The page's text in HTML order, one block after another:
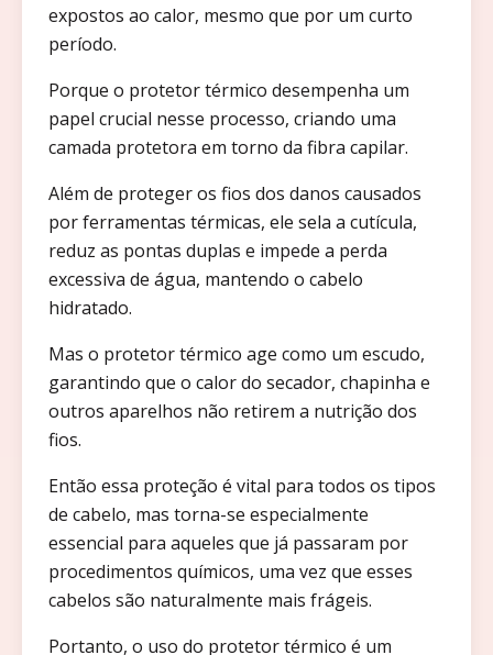
expostos ao calor, mesmo que por um curto
período.
Porque o protetor térmico desempenha um
papel crucial nesse processo, criando uma
camada protetora em torno da fibra capilar.
Além de proteger os fios dos danos causados
por ferramentas térmicas, ele sela a cutícula,
reduz as pontas duplas e impede a perda
excessiva de água, mantendo o cabelo
hidratado.
Mas o protetor térmico age como um escudo,
garantindo que o calor do secador, chapinha e
outros aparelhos não retirem a nutrição dos
fios.
Então essa proteção é vital para todos os tipos
de cabelo, mas torna-se especialmente
essencial para aqueles que já passaram por
procedimentos químicos, uma vez que esses
cabelos são naturalmente mais frágeis.
Portanto, o uso do protetor térmico é um